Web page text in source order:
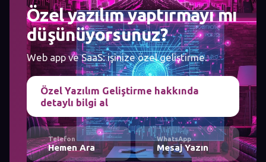
Özel yazılım yaptırmayı mı
düşünüyorsunuz?
Web app ve SaaS: işinize özel geliştirme.
Özel Yazılım Geliştirme hakkında
detaylı bilgi al
Telefon
Hemen Ara
WhatsApp
Mesaj Yazın